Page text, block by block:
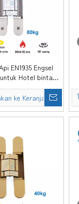
EN1935 Engsel
Hotel bintang
G80
ke Keranjang